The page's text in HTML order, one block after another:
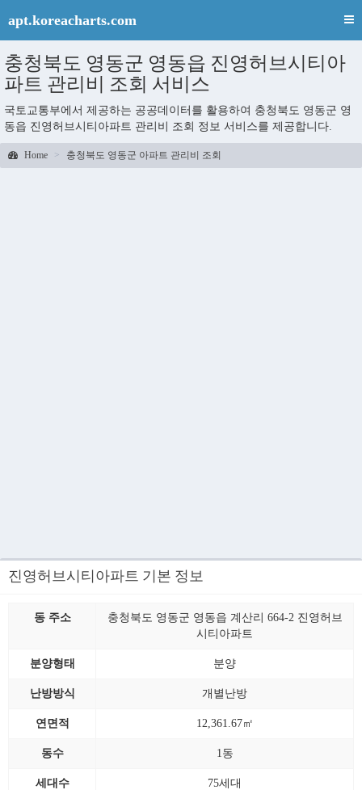
apt.koreacharts.com
충청북도 영동군 영동읍 진영허브시티아
파트 관리비 조회 서비스
국토교통부에서 제공하는 공공데이터를 활용하여 충청북도 영동군 영
동읍 진영허브시티아파트 관리비 조회 정보 서비스를 제공합니다.
Home 충청북도 영동군 아파트 관리비 조회
진영허브시티아파트 기본 정보
동 주소
충청북도 영동군 영동읍 계산리 664-2 진영허브
시티아파트
분양형태 분양
난방방식 개별난방
연면적 12,361.67㎡
동수 1동
세대수 75세대